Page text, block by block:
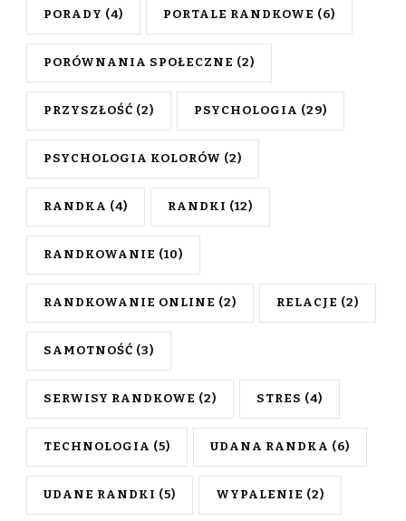
PORADY (4) PORTALE RANDKOWE (6)
PORÓWNANIA SPOŁECZNE (2)
PRZYSZŁOŚĆ (2) PSYCHOLOGIA (29)
PSYCHOLOGIA KOLORÓW (2)
RANDKA (4) RANDKI (12)
RANDKOWANIE (10)
RANDKOWANIE ONLINE (2) RELACJE (2)
SAMOTNOŚĆ (3)
SERWISY RANDKOWE (2) STRES (4)
TECHNOLOGIA (5) UDANA RANDKA (6)
UDANE RANDKI (5) WYPALENIE (2)